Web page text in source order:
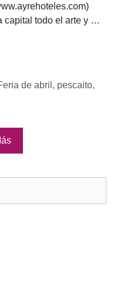
capital todo el arte y …
de abril , pescaito,